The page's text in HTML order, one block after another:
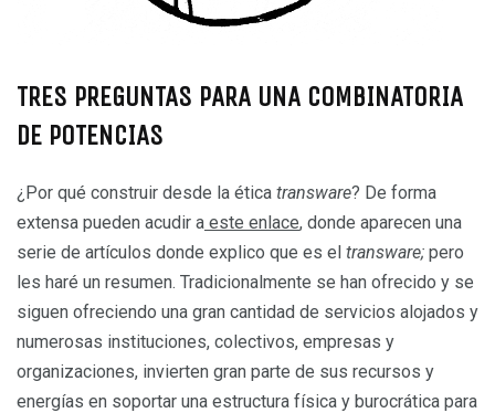
TRES PREGUNTAS PARA UNA COMBINATORIA
DE POTENCIAS
¿Por qué construir desde la ética transware? De forma
extensa pueden acudir a este enlace, donde aparecen una
serie de artículos donde explico que es el transware; pero
les haré un resumen. Tradicionalmente se han ofrecido y se
siguen ofreciendo una gran cantidad de servicios alojados y
numerosas instituciones, colectivos, empresas y
organizaciones, invierten gran parte de sus recursos y
energías en soportar una estructura física y burocrática para